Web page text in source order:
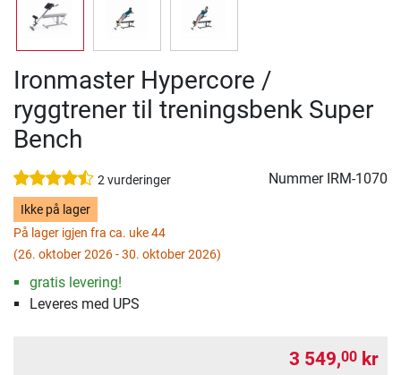
Ironmaster Hypercore /
ryggtrener til treningsbenk Super
Bench
2 vurderinger Nummer IRM-1070
Ikke på lager
På lager igjen fra ca. uke 44
(26. oktober 2026 - 30. oktober 2026)
gratis levering!
Leveres med UPS
3 549,00 kr